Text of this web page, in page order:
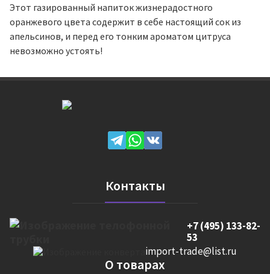
Этот газированный напиток жизнерадостного
оранжевого цвета содержит в себе настоящий сок из
апельсинов, и перед его тонким ароматом цитруса
невозможно устоять!
Контакты
+7 (495) 133-82-
53
import-trade@list.ru
О товарах